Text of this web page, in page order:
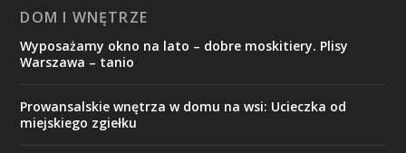
DOM I WNĘTRZE
Wyposażamy okno na lato – dobre moskitiery. Plisy
Warszawa – tanio
Prowansalskie wnętrza w domu na wsi: Ucieczka od
miejskiego zgiełku